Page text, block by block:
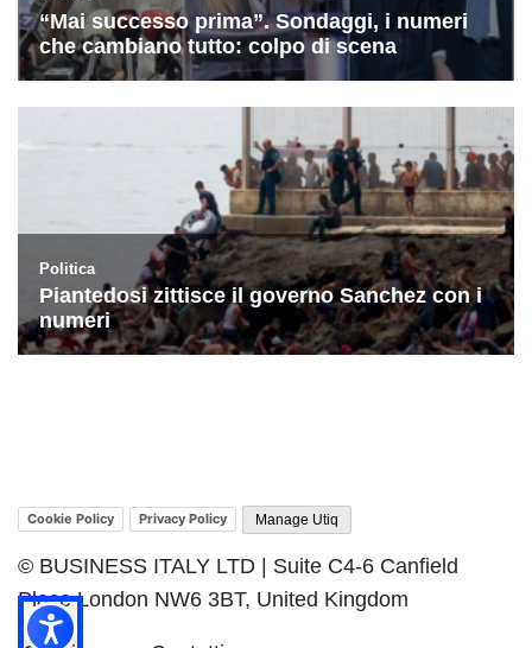
Cookie Policy Privacy Policy Manage Utiq
© BUSINESS ITALY LTD | Suite C4-6 Canfield
Place London NW6 3BT, United Kingdom